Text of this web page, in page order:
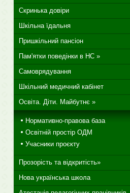
Скринька довіри
Шкільна їдальня
Пришкільний пансіон
Пам'ятки поведінки в НС »
Самоврядування
Шкільний медичний кабінет
Освіта. Діти. Майбутнє »
Нормативно-правова база
Освітній простір ОДМ
Учасники проєкту
Прозорість та відкритість»
Нова українська школа